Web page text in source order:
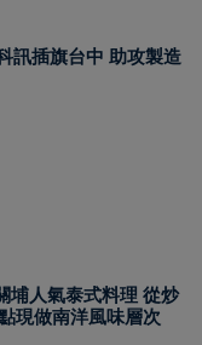
訊插旗台中 助攻製造
埔人氣泰式料理 從炒
現做南洋風味層次